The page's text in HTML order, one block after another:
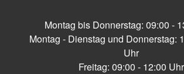
Montag bis Donnerstag: 09:00 -
Montag - Dienstag und Donnerstag:
Uhr
Freitag: 09:00 - 12:00 Uhr